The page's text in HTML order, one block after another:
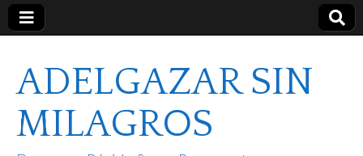
ADELGAZAR SIN
MILAGROS